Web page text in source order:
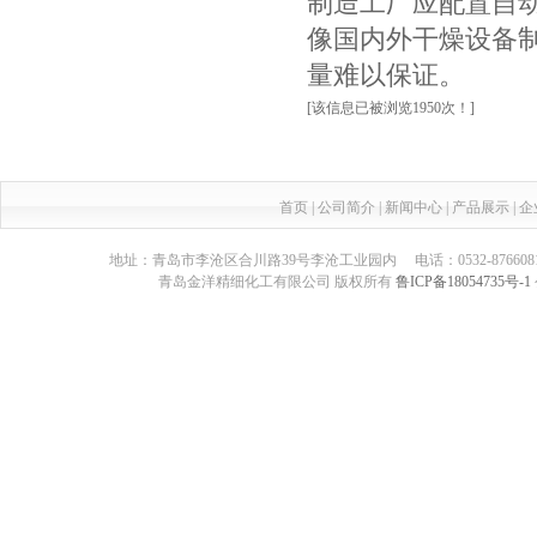
像国内外干燥设备
量难以保证。
[该信息已被浏览1950次！]
首页 公司简介 新闻中心 产品展示 企
地址：青岛市李沧区合川路39号李沧工业园内 电话：0532-
青岛金洋精细化工有限公司 版权所有 鲁ICP备18054735号-1